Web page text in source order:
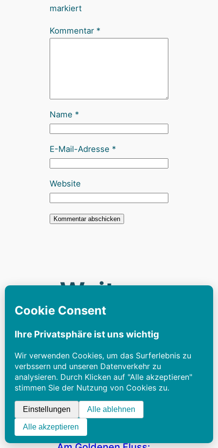
markiert
Kommentar *
Name *
E-Mail-Adresse *
Website
Weitere
Beiträg
e
Für Fortgeschrittene